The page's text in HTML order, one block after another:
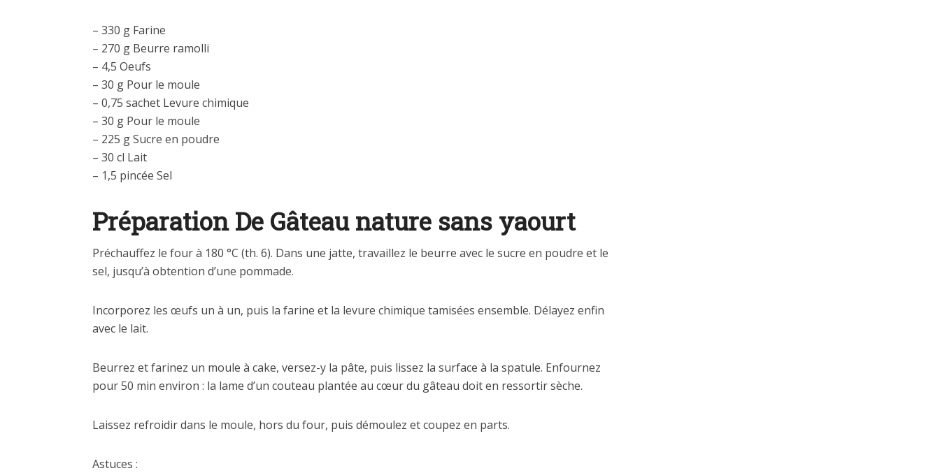
– 330 g Farine
– 270 g Beurre ramolli
– 4,5 Oeufs
– 30 g Pour le moule
– 0,75 sachet Levure chimique
– 30 g Pour le moule
– 225 g Sucre en poudre
– 30 cl Lait
– 1,5 pincée Sel
Préparation De Gâteau nature sans yaourt
Préchauffez le four à 180 °C (th. 6). Dans une jatte, travaillez le beurre avec le sucre en poudre et le
sel, jusqu’à obtention d’une pommade.
Incorporez les œufs un à un, puis la farine et la levure chimique tamisées ensemble. Délayez enfin
avec le lait.
Beurrez et farinez un moule à cake, versez-y la pâte, puis lissez la surface à la spatule. Enfournez
pour 50 min environ : la lame d’un couteau plantée au cœur du gâteau doit en ressortir sèche.
Laissez refroidir dans le moule, hors du four, puis démoulez et coupez en parts.
Astuces :